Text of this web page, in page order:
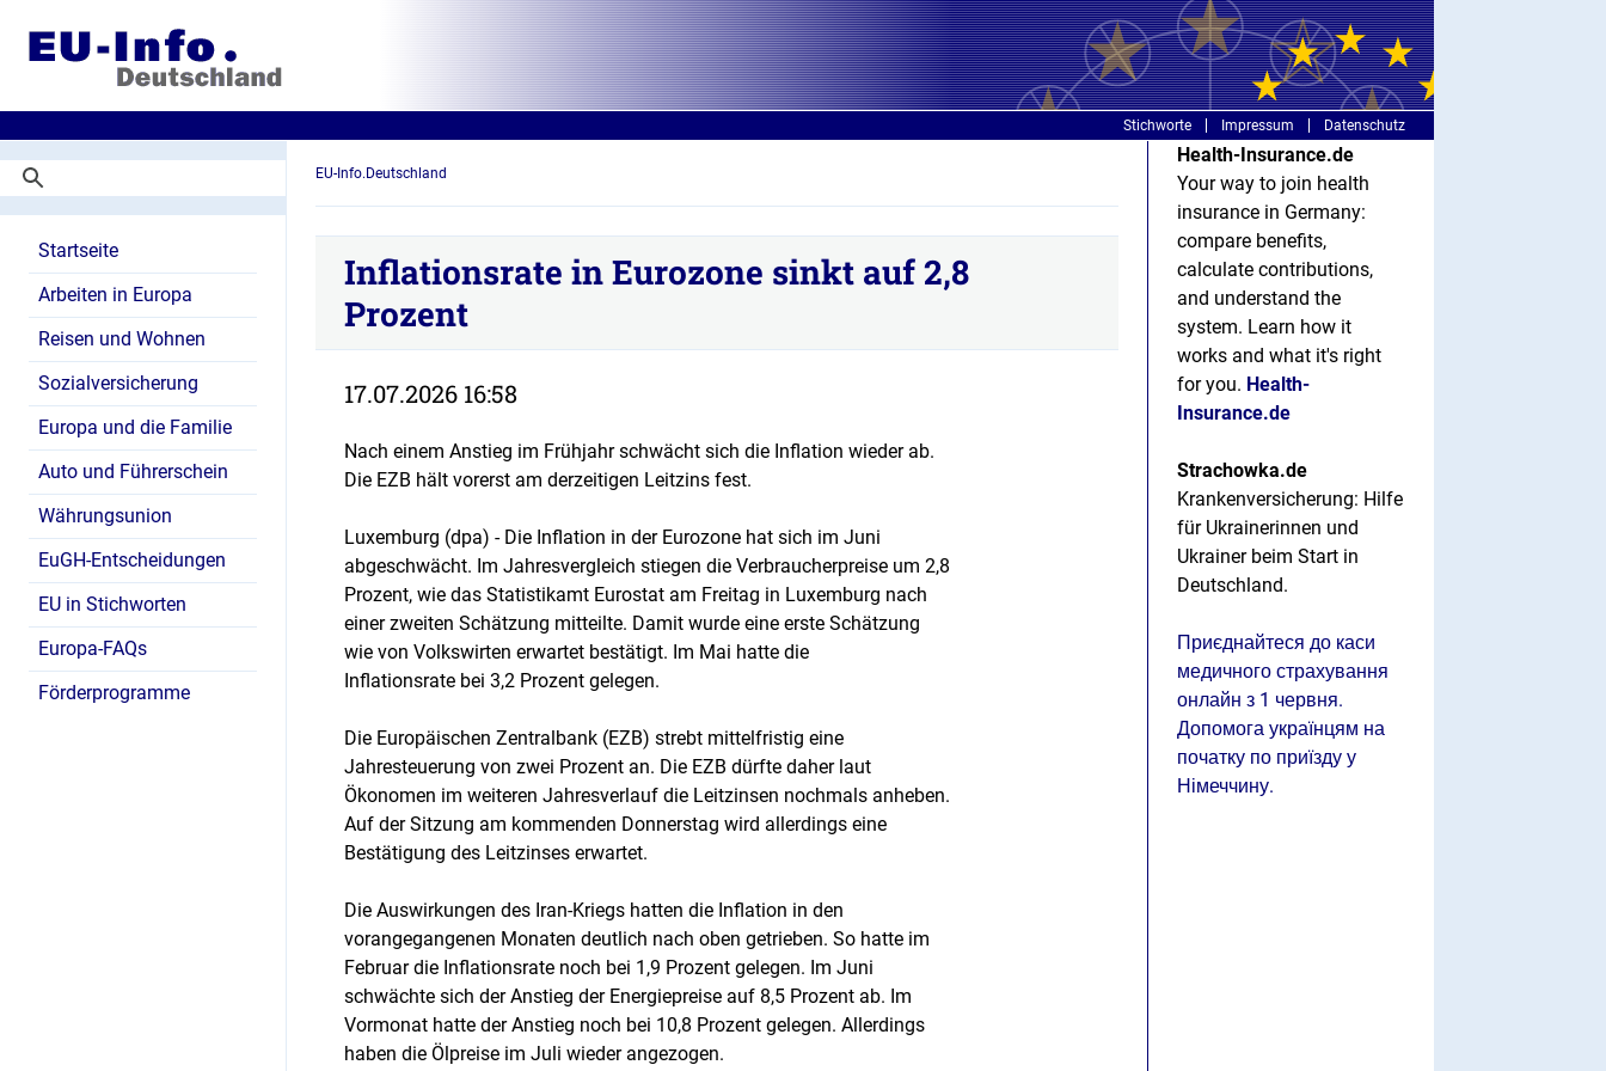
Stichworte Impressum Datenschutz
Startseite
Arbeiten in Europa
Reisen und Wohnen
Sozialversicherung
Europa und die Familie
Auto und Führerschein
Währungsunion
EuGH-Entscheidungen
EU in Stichworten
Europa-FAQs
Förderprogramme
EU-Info.Deutschland
Inflationsrate in Eurozone sinkt auf 2,8
Prozent
17.07.2026 16:58
Nach einem Anstieg im Frühjahr schwächt sich die Inflation wieder ab.
Die EZB hält vorerst am derzeitigen Leitzins fest.
Luxemburg (dpa) - Die Inflation in der Eurozone hat sich im Juni
abgeschwächt. Im Jahresvergleich stiegen die Verbraucherpreise um 2,8
Prozent, wie das Statistikamt Eurostat am Freitag in Luxemburg nach
einer zweiten Schätzung mitteilte. Damit wurde eine erste Schätzung
wie von Volkswirten erwartet bestätigt. Im Mai hatte die
Inflationsrate bei 3,2 Prozent gelegen.
Die Europäischen Zentralbank (EZB) strebt mittelfristig eine
Jahresteuerung von zwei Prozent an. Die EZB dürfte daher laut
Ökonomen im weiteren Jahresverlauf die Leitzinsen nochmals anheben.
Auf der Sitzung am kommenden Donnerstag wird allerdings eine
Bestätigung des Leitzinses erwartet.
Die Auswirkungen des Iran-Kriegs hatten die Inflation in den
vorangegangenen Monaten deutlich nach oben getrieben. So hatte im
Februar die Inflationsrate noch bei 1,9 Prozent gelegen. Im Juni
schwächte sich der Anstieg der Energiepreise auf 8,5 Prozent ab. Im
Vormonat hatte der Anstieg noch bei 10,8 Prozent gelegen. Allerdings
haben die Ölpreise im Juli wieder angezogen.
Health-Insurance.de
Your way to join health
insurance in Germany:
compare benefits,
calculate contributions,
and understand the
system. Learn how it
works and what it's right
for you. Health-
Insurance.de
Strachowka.de
Krankenversicherung: Hilfe
für Ukrainerinnen und
Ukrainer beim Start in
Deutschland.
Приєднайтеся до каси
медичного страхування
онлайн з 1 червня.
Допомога українцям на
початку по приїзду у
Німеччину.